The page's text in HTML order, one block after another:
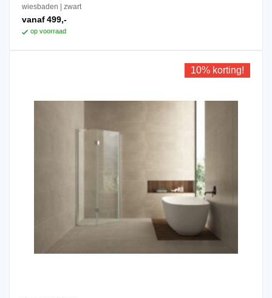
wiesbaden zwart
vanaf 499,-
op voorraad
worden
10% korting!